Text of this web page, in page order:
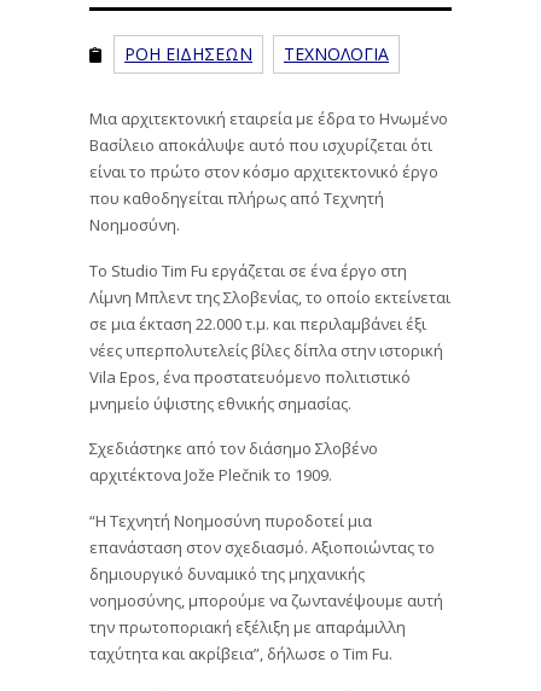
ΡΟΗ ΕΙΔΗΣΕΩΝ ΤΕΧΝΟΛΟΓΙΑ
Μια αρχιτεκτονική εταιρεία με έδρα το Ηνωμένο
Βασίλειο αποκάλυψε αυτό που ισχυρίζεται ότι
είναι το πρώτο στον κόσμο αρχιτεκτονικό έργο
που καθοδηγείται πλήρως από Τεχνητή
Νοημοσύνη.
Το Studio Tim Fu εργάζεται σε ένα έργο στη
Λίμνη Μπλεντ της Σλοβενίας, το οποίο εκτείνεται
σε μια έκταση 22.000 τ.μ. και περιλαμβάνει έξι
νέες υπερπολυτελείς βίλες δίπλα στην ιστορική
Vila Epos, ένα προστατευόμενο πολιτιστικό
μνημείο ύψιστης εθνικής σημασίας.
Σχεδιάστηκε από τον διάσημο Σλοβένο
αρχιτέκτονα Jože Plečnik το 1909.
“Η Τεχνητή Νοημοσύνη πυροδοτεί μια
επανάσταση στον σχεδιασμό. Αξιοποιώντας το
δημιουργικό δυναμικό της μηχανικής
νοημοσύνης, μπορούμε να ζωντανέψουμε αυτή
την πρωτοποριακή εξέλιξη με απαράμιλλη
ταχύτητα και ακρίβεια”, δήλωσε ο Tim Fu.